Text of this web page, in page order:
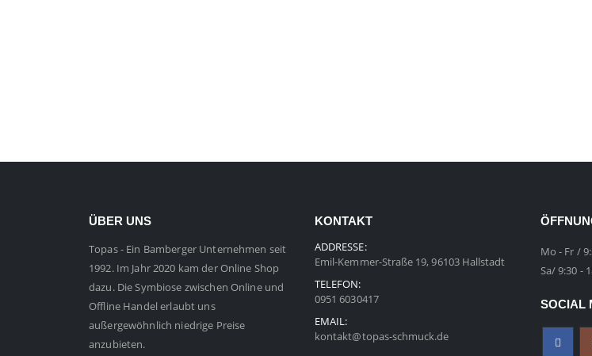
ÜBER UNS
Topas - Ein Bamberger Unternehmen seit
1992. Im Jahr 2020 kam der Online Shop
dazu. Die Symbiose zwischen Online und
Offline Handel erlaubt uns
außergewöhnlich niedrige Preise
anzubieten.
KONTAKT
ADDRESSE:
Emil-Kemmer-Straße 19, 96103 Hallstadt
TELEFON:
0951 6030417
EMAIL:
kontakt@topas-schmuck.de
Mo - Fr /
Sa/ 9:30 -
SOCIAL